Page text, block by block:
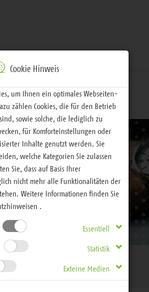
Service
Cookie Hinweis
um Ihnen ein optimales Webseiten-
zählen Cookies, die für den Betrieb
sowie solche, die lediglich zu
für Komforteinstellungen oder
Inhalte genutzt werden. Sie
welche Kategorien Sie zulassen
Sie, dass auf Basis Ihrer
nicht mehr alle Funktionalitäten der
Weitere Informationen finden Sie
.
Essentiell
Statistik
Externe Medien